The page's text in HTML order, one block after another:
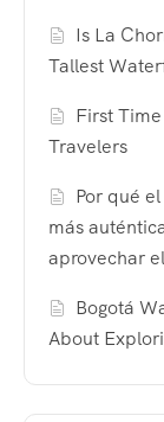
Is La
Tallest
First
Travelers
Por qué
más
aprovechar
Bogotá
About